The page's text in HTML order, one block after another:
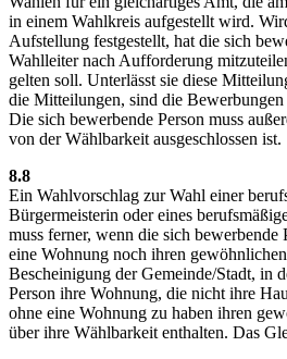
in einem Wahlkreis aufgestellt wird.
Aufstellung festgestellt, hat die sich
Wahlleiter nach Aufforderung
gelten soll. Unterlässt sie diese
die Mitteilungen, sind die
Die sich bewerbende Person muss
von der Wählbarkeit ausgeschlossen ist.
8.8
Ein Wahlvorschlag zur Wahl einer
Bürgermeisterin oder eines
muss ferner, wenn die sich
eine Wohnung noch ihren
Bescheinigung der Gemeinde/Stadt, in
Person ihre Wohnung, die nicht ihre
ohne eine Wohnung zu haben ihren
über ihre Wählbarkeit enthalten. Das